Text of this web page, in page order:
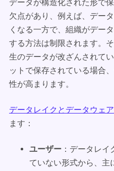
データが構造化された形で
欠点があり、例えば、デー
くなる一方で、組織がデー
する方法は制限されます。
生のデータが改ざんされて
ットで保存されている場合
性が高まります。
データレイクとデータウェ
ます：
ユーザー ：データレ
ていない形式から、主